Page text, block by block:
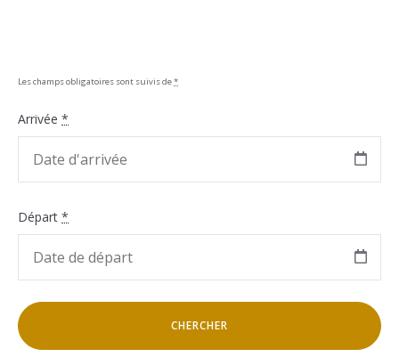
Les champs obligatoires sont suivis de*
Arrivée *
Départ *